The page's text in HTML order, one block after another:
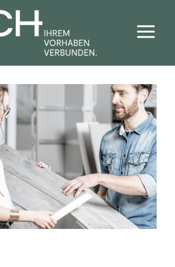
Fliesen Haustechnik
Förderrechner